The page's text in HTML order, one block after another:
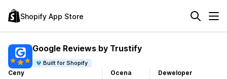
Shopify App Store
Google Reviews by Trustify
Built for Shopify
Ceny
Ocena
Deweloper